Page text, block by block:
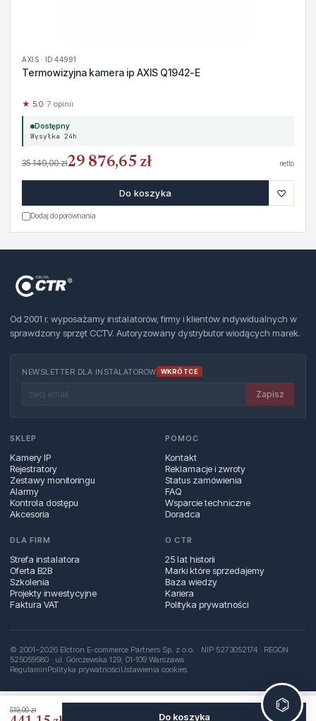
519,00 zł
Do koszyka
AXIS · ID 44991
Termowizyjna kamera ip AXIS Q1942-E
★ 5.0· 7 opinii
Dostępny
Wysyłka 24h
35 149,00 zł29 876,65 zł netto
Do koszyka ♡
Dodaj do porównania
Od 2001 r. wyposażamy instalatorów, firmy i klientów indywidualnych w
sprawdzony sprzęt CCTV. Autoryzowany dystrybutor wiodących marek.
NEWSLETTER DLA INSTALATORÓW WKRÓTCE
Zapisz
SKLEP
Kamery IP
Rejestratory
Zestawy monitoringu
Alarmy
Kontrola dostępu
Akcesoria
POMOC
Kontakt
Reklamacje i zwroty
Status zamówienia
FAQ
Wsparcie techniczne
Doradca
DLA FIRM
Strefa instalatora
Oferta B2B
Szkolenia
Projekty inwestycyjne
Faktura VAT
O CTR
25 lat historii
Marki które sprzedajemy
Baza wiedzy
Kariera
Polityka prywatności
© 2001–2026 Elctron E-commerce Partners Sp. z o.o. · NIP 5273052174 · REGON
525059580 · ul. Górczewska 129, 01‑109 Warszawa
RegulaminPolityka prywatnościUstawienia cookies
⌬